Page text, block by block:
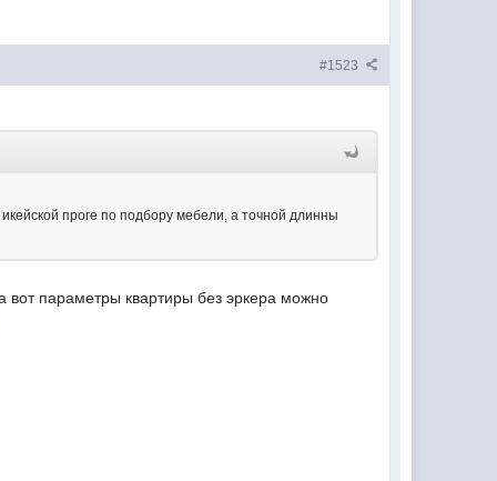
#1523
проге по подбору мебели, а точной длинны
параметры квартиры без эркера можно